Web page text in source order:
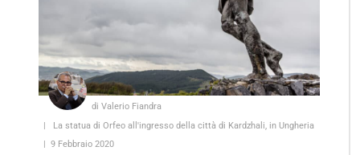
di Valerio Fiandra
La statua di Orfeo all'ingresso della città di Kardzhali, in Ungheria
9 Febbraio 2020